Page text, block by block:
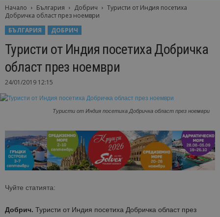
Начало България Добрич
Туристи от Индия посетиха
Добричка област през ноември
БЪЛГАРИЯ
ДОБРИЧ
Туристи от Индия посетиха Добричка
област през ноември
24/01/2019 12:15
Туристи от Индия посетиха Добричка област през ноември
Чуйте статията:
Добрич. Туристи от Индия посетиха Добричка област през